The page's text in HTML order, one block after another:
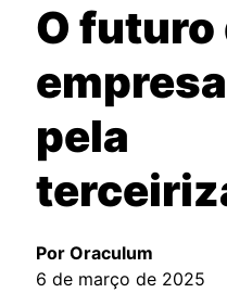
O futuro
pela
Por Oraculum
6 de março de 2025